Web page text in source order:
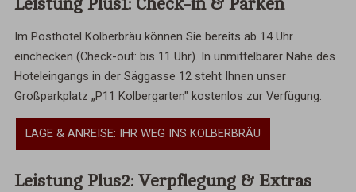
Leistung Plus1: Check-in & Parken
Im Posthotel Kolberbräu können Sie bereits ab 14 Uhr
einchecken (Check-out: bis 11 Uhr). In unmittelbarer Nähe des
Hoteleingangs in der Säggasse 12 steht Ihnen unser
Großparkplatz „P11 Kolbergarten" kostenlos zur Verfügung.
LAGE & ANREISE: IHR WEG INS KOLBERBRÄU
Leistung Plus2: Verpflegung & Extras